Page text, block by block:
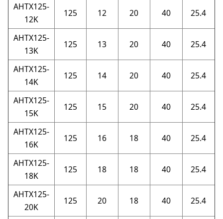
AHTX125-
12K
125 12 20 40 25.4
AHTX125-
13K
125 13 20 40 25.4
AHTX125-
14K
125 14 20 40 25.4
AHTX125-
15K
125 15 20 40 25.4
AHTX125-
16K
125 16 18 40 25.4
AHTX125-
18K
125 18 18 40 25.4
AHTX125-
20K
125 20 18 40 25.4